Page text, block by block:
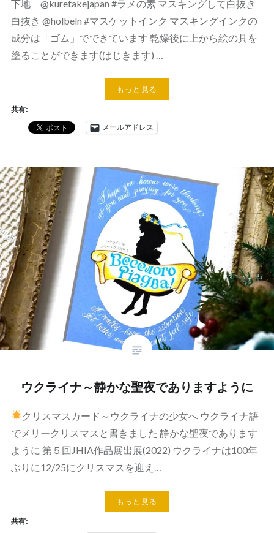
下地 @kuretakejapan #ラメの素 マスキングして白抜き
白抜き @holbeln #マスケットインク マスキングインクの
成分は「ゴム」でできています 乾燥後に上から絵の具を
塗ることができます(はじきます) …
もっと見る
共有:
メールアドレス
ウクライナ～静かな聖夜でありますように
クリスマスカード～ウクライナの少女へ ウクライナ語
でメリークリスマスと書きました 静かな聖夜であります
ように 第５回JHIA作品展出展(2022) ウクライナは100年
ぶりに12/25にクリスマスを迎え…
もっと見る
共有: